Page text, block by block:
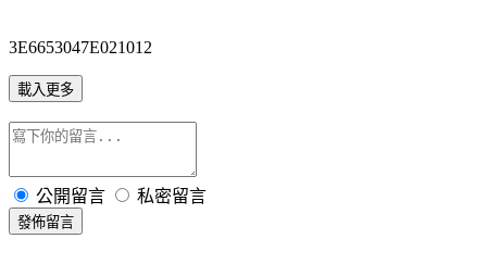
3E6653047E021012
載入更多
公開留言 私密留言
發佈留言